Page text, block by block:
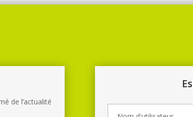
de l’actualité